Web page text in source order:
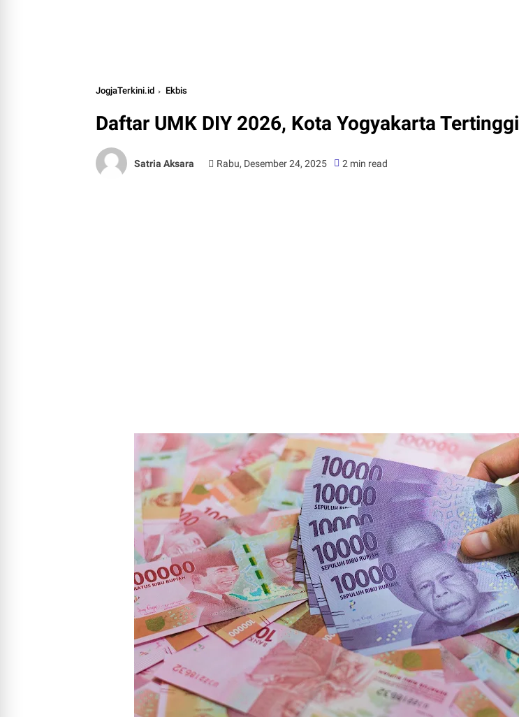
JogjaTerkini.id Ekbis
Daftar UMK DIY 2026, Kota Yogyakarta Tertinggi
Satria Aksara Rabu, Desember 24, 2025 2 min read